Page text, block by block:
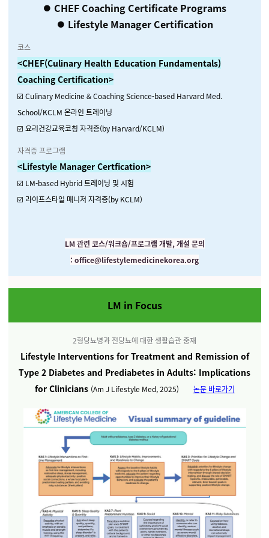
⏺️ CHEF Coaching Certificate Programs
⏺️ Lifestyle Manager Certification
코스
<CHEF(Culinary Health Education Fundamentals)
Coaching Certification>
☑️ Culinary Medicine & Coaching Science-based Harvard Med.
School/KCLM 온라인 트레이닝
☑️ 요리건강교육코칭 자격증(by Harvard/KCLM)
자격증 프로그램
<Lifestyle Manager Certfication>
☑️ LM-based Hybrid 트레이닝 및 시험
☑️ 라이프스타일 매니저 자격증(by KCLM)
LM 관련 코스/워크숍/프로그램 개발, 개설 문의
: office@lifestylemedicinekorea.org
LM in Focus
2형당뇨병과 전당뇨에 대한 생활습관 중재
Lifestyle Interventions for Treatment and Remission of
Type 2 Diabetes and Prediabetes in Adults: Implications
for Clinicians (Am J Lifestyle Med, 2025) 논문 바로가기